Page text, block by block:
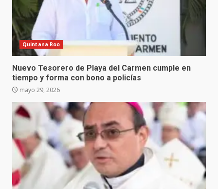
Quintana Roo
Nuevo Tesorero de Playa del Carmen cumple en
tiempo y forma con bono a policías
mayo 29, 2026